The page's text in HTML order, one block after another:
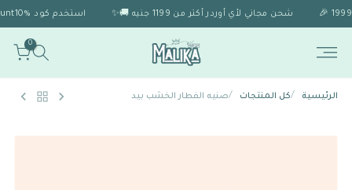
استخدم كود Discount10% 🎁 للحصول على خصم 10% لو الاوردر اكتر من 1999 🎉 شحن مجاني لأي أوردر أكتر من 1199 جنيه 🚚✨
0
الرئيسية /كل المنتجات /صنيه الفطار الخشب بيد